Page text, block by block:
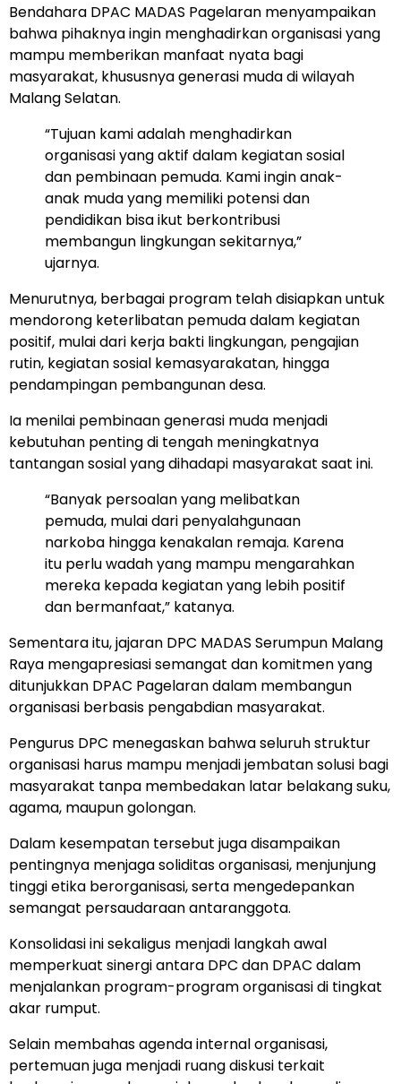
Bendahara DPAC MADAS Pagelaran menyampaikan
bahwa pihaknya ingin menghadirkan organisasi yang
mampu memberikan manfaat nyata bagi
masyarakat, khususnya generasi muda di wilayah
Malang Selatan.
“Tujuan kami adalah menghadirkan
organisasi yang aktif dalam kegiatan sosial
dan pembinaan pemuda. Kami ingin anak-
anak muda yang memiliki potensi dan
pendidikan bisa ikut berkontribusi
membangun lingkungan sekitarnya,”
ujarnya.
Menurutnya, berbagai program telah disiapkan untuk
mendorong keterlibatan pemuda dalam kegiatan
positif, mulai dari kerja bakti lingkungan, pengajian
rutin, kegiatan sosial kemasyarakatan, hingga
pendampingan pembangunan desa.
Ia menilai pembinaan generasi muda menjadi
kebutuhan penting di tengah meningkatnya
tantangan sosial yang dihadapi masyarakat saat ini.
“Banyak persoalan yang melibatkan
pemuda, mulai dari penyalahgunaan
narkoba hingga kenakalan remaja. Karena
itu perlu wadah yang mampu mengarahkan
mereka kepada kegiatan yang lebih positif
dan bermanfaat,” katanya.
Sementara itu, jajaran DPC MADAS Serumpun Malang
Raya mengapresiasi semangat dan komitmen yang
ditunjukkan DPAC Pagelaran dalam membangun
organisasi berbasis pengabdian masyarakat.
Pengurus DPC menegaskan bahwa seluruh struktur
organisasi harus mampu menjadi jembatan solusi bagi
masyarakat tanpa membedakan latar belakang suku,
agama, maupun golongan.
Dalam kesempatan tersebut juga disampaikan
pentingnya menjaga soliditas organisasi, menjunjung
tinggi etika berorganisasi, serta mengedepankan
semangat persaudaraan antaranggota.
Konsolidasi ini sekaligus menjadi langkah awal
memperkuat sinergi antara DPC dan DPAC dalam
menjalankan program-program organisasi di tingkat
akar rumput.
Selain membahas agenda internal organisasi,
pertemuan juga menjadi ruang diskusi terkait